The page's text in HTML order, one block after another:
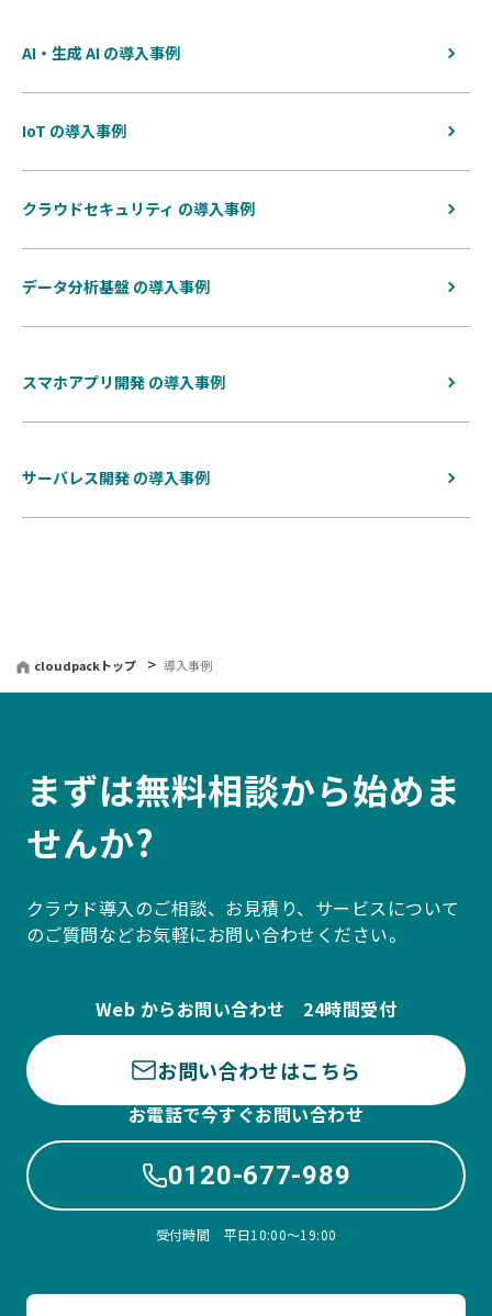
AI・生成 AI の導入事例
IoT の導入事例
クラウドセキュリティ の導入事例
データ分析基盤 の導入事例
スマホアプリ開発 の導入事例
サーバレス開発 の導入事例
cloudpackトップ 導入事例
まずは無料相談から始めま
せんか?
クラウド導入のご相談、お見積り、サービスについて
のご質問などお気軽にお問い合わせください。
Web からお問い合わせ 24時間受付
お問い合わせはこちら
お電話で今すぐお問い合わせ
0120-677-989
受付時間 平日10:00〜19:00